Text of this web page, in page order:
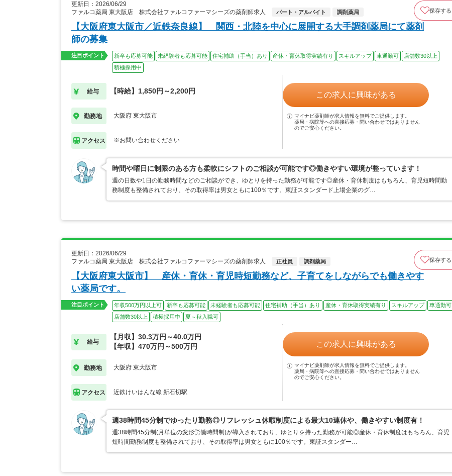
更新日：2026/06/29
ファルコ薬局 東大阪店 株式会社ファルコファーマシーズの薬剤師求人
パート・アルバイト 調剤薬局 保存する
【大阪府東大阪市／近鉄奈良線】 関西・北陸を中心に展開する大手調剤薬局にて薬剤
師の募集
注目ポイント 新卒も応募可能 未経験者も応募可能 住宅補助（手当）あり 産休・育休取得実績有り スキルアップ 車通勤可
店舗数30以上
積極採用中
給与 【時給】1,850円～2,200円
勤務地 大阪府 東大阪市
アクセス ※お問い合わせください
この求人に興味がある
マイナビ薬剤師が求人情報を無料でご提供します。
薬局・病院等への直接応募・問い合わせではありません
のでご安心ください。
時間や曜日に制限のある方も柔軟にシフトのご相談が可能です◎働きやすい環境が整っています！
週の日数や1日の勤務時間などのご相談ができ、ゆとりを持った勤務が可能です◎産休・育休制度はもちろん、育児短時間勤
務制度も整備されており、その取得率は男女ともに100％です。東証スタンダード上場企業のグ…
更新日：2026/06/29
ファルコ薬局 東大阪店 株式会社ファルコファーマシーズの薬剤師求人
正社員 調剤薬局 保存する
【大阪府東大阪市】 産休・育休・育児時短勤務など、子育てをしながらでも働きやす
い薬局です。
注目ポイント 年収500万円以上可 新卒も応募可能 未経験者も応募可能 住宅補助（手当）あり 産休・育休取得実績有り スキルアップ
車通勤可
店舗数30以上
積極採用中 夏～秋入職可
給与
【月収】30.3万円～40.0万円
【年収】470万円～500万円
勤務地 大阪府 東大阪市
アクセス 近鉄けいはんな線 新石切駅
この求人に興味がある
マイナビ薬剤師が求人情報を無料でご提供します。
薬局・病院等への直接応募・問い合わせではありません
のでご安心ください。
週38時間45分制でゆったり勤務◎リフレッシュ休暇制度による最大10連休や、働きやすい制度有！
週38時間45分制(月単位の変形労働時間制)が導入されており、ゆとりを持った勤務が可能◎産休・育休制度はもちろん、育児
短時間勤務制度も整備されており、その取得率は男女ともに100％です。東証スタンダー…